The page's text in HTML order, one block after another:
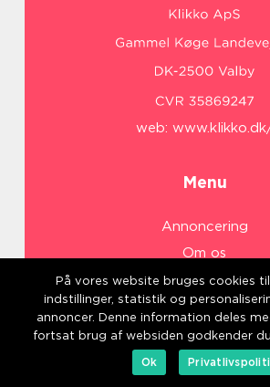
web:
Menu
Annoncering
Om os
Cookies
Kontakt os
Sitemap
På vores website bruges cookies
indstillinger, statistik og
annoncer. Denne information deles
fortsat brug af websiden godkender
Ok